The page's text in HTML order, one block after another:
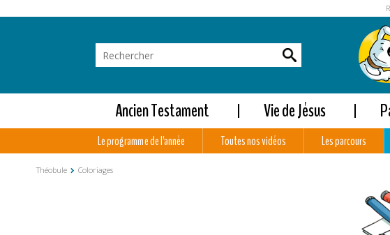
Ancien Testament Vie de Jésus
Le programme de l'année Toutes nos vidéos Les parcours
Théobule Coloriages